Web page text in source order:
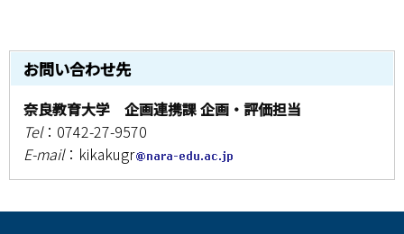
図書館
ESD・SDGsセンター
情報センター
お問い合わせ先
奈良教育大学 企画連携課 企画・評価担当
Tel：0742-27-9570
E-mail：kikakugr